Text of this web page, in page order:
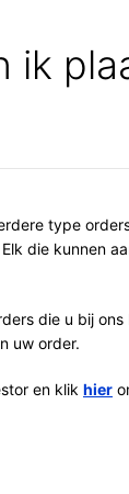
ik
type
die kunnen
die u bij
uw order.
en klik hier